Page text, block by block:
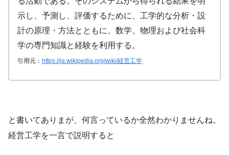
英: engineering management）は、人・
材料・装置・情報・エネルギーを総合した
システムの設計・改善・確立に関する活動
である。そのシステムから得られる結果を
を利用する。
引用元 :経営工学 – Wikipedia
示し、予測し、評価するために、工学的な分析・設
計の原理・方法とともに、数学、物理および社会科
学の専門知識と経験を利用する。
引用元 ： https://ja.wikipedia.org/wiki/経営工学
と書いてありまが、何言っているか全然わかりませんね。
経営工学を一言で説明すると